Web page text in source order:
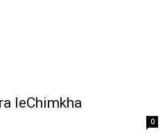
leChimkha
0